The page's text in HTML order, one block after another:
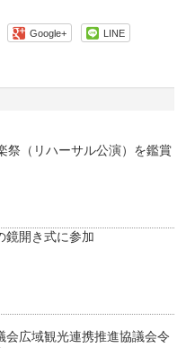
Google+ LINE
祭（リハーサル公演）を鑑賞
鏡開き式に参加
会広域観光連携推進協議会令